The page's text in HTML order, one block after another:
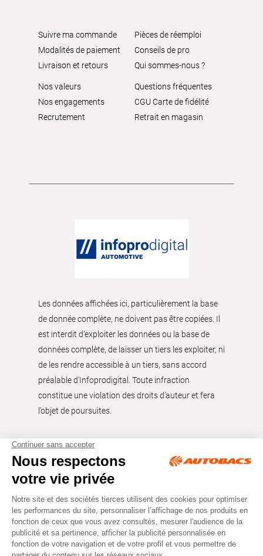
Suivre ma commande
Modalités de paiement
Livraison et retours
Pièces de réemploi
Conseils de pro
Qui sommes-nous ?
Nos valeurs
Nos engagements
Recrutement
Questions fréquentes
CGU Carte de fidélité
Retrait en magasin
Les données affichées ici, particulièrement la base
de donnée complète, ne doivent pas être copiées. Il
est interdit d’exploiter les données ou la base de
données complète, de laisser un tiers les exploiter, ni
de les rendre accessible à un tiers, sans accord
préalable d'Infoprodigital. Toute infraction
constitue une violation des droits d’auteur et fera
l’objet de poursuites.
Tous droits réservés © Autobacs